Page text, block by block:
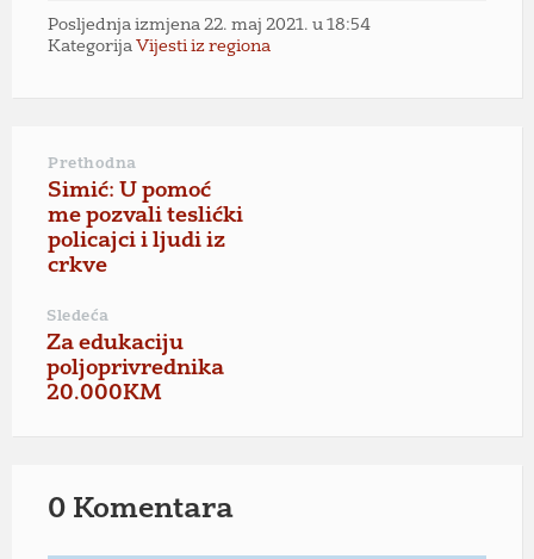
Posljednja izmjena 22. maj 2021. u 18:54
Kategorija Vijesti iz regiona
Prethodna
Simić: U pomoć
me pozvali teslićki
policajci i ljudi iz
crkve
Sledeća
Za edukaciju
poljoprivrednika
20.000KM
0 Komentara